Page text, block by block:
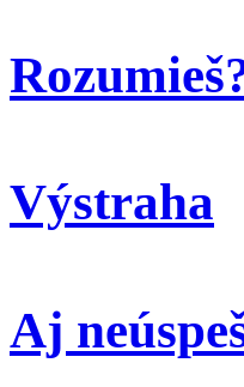
Výstraha
Aj